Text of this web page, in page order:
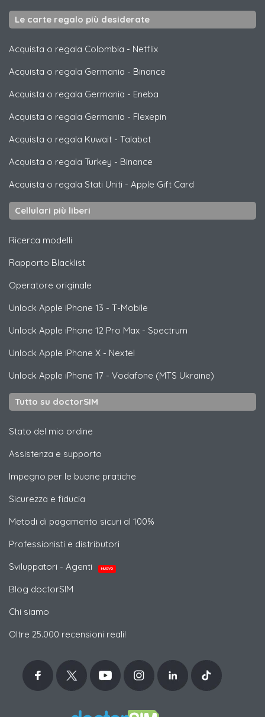
Le carte regalo più desiderate
Acquista o regala Colombia - Netflix
Acquista o regala Germania - Binance
Acquista o regala Germania - Eneba
Acquista o regala Germania - Flexepin
Acquista o regala Kuwait - Talabat
Acquista o regala Turkey - Binance
Acquista o regala Stati Uniti - Apple Gift Card
Cellulari più liberi
Ricerca modelli
Rapporto Blacklist
Operatore originale
Unlock Apple iPhone 13 - T-Mobile
Unlock Apple iPhone 12 Pro Max - Spectrum
Unlock Apple iPhone X - Nextel
Unlock Apple iPhone 17 - Vodafone (MTS Ukraine)
Tutto su doctorSIM
Stato del mio ordine
Assistenza e supporto
Impegno per le buone pratiche
Sicurezza e fiducia
Metodi di pagamento sicuri al 100%
Professionisti e distributori
Sviluppatori - Agenti
NUOVO
Blog doctorSIM
Chi siamo
Oltre 25.000 recensioni reali!